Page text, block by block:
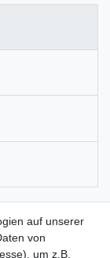
auf unserer
von
um z.B.